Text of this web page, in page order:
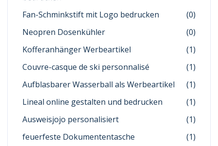
Fan-Schminkstift mit Logo bedrucken
(0)
Neopren Dosenkühler
(0)
Kofferanhänger Werbeartikel
(1)
Couvre-casque de ski personnalisé
(1)
Aufblasbarer Wasserball als Werbeartikel
(1)
Lineal online gestalten und bedrucken
(1)
Ausweisjojo personalisiert
(1)
feuerfeste Dokumententasche
(1)